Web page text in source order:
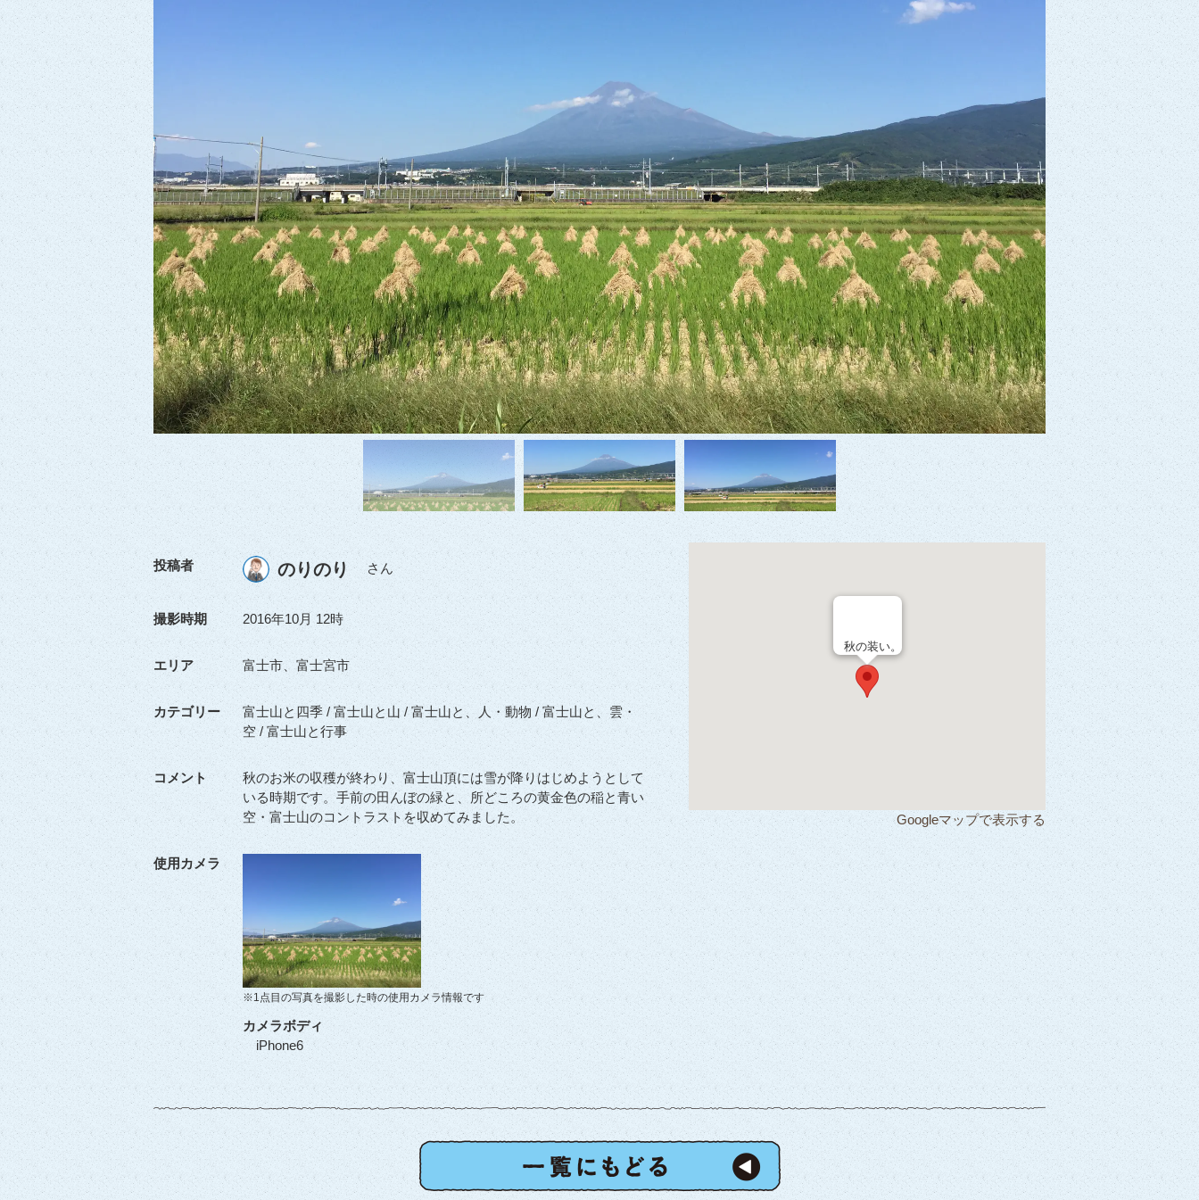
投稿者 のりのり さん
撮影時期 2016年10月 12時
エリア 富士市、富士宮市
カテゴリー
富士山と四季 / 富士山と山 / 富士山と、人・動物 / 富士山と、雲・
空 / 富士山と行事
コメント
秋のお米の収穫が終わり、富士山頂には雪が降りはじめようとして
いる時期です。手前の田んぼの緑と、所どころの黄金色の稲と青い
空・富士山のコントラストを収めてみました。
使用カメラ
※1点目の写真を撮影した時の使用カメラ情報です
カメラボディ
iPhone6
秋の装い。
Googleマップで表示する